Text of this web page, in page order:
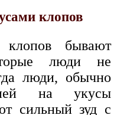
клопов
клопов бывают
люди не
люди, обычно
на укусы
сильный зуд с